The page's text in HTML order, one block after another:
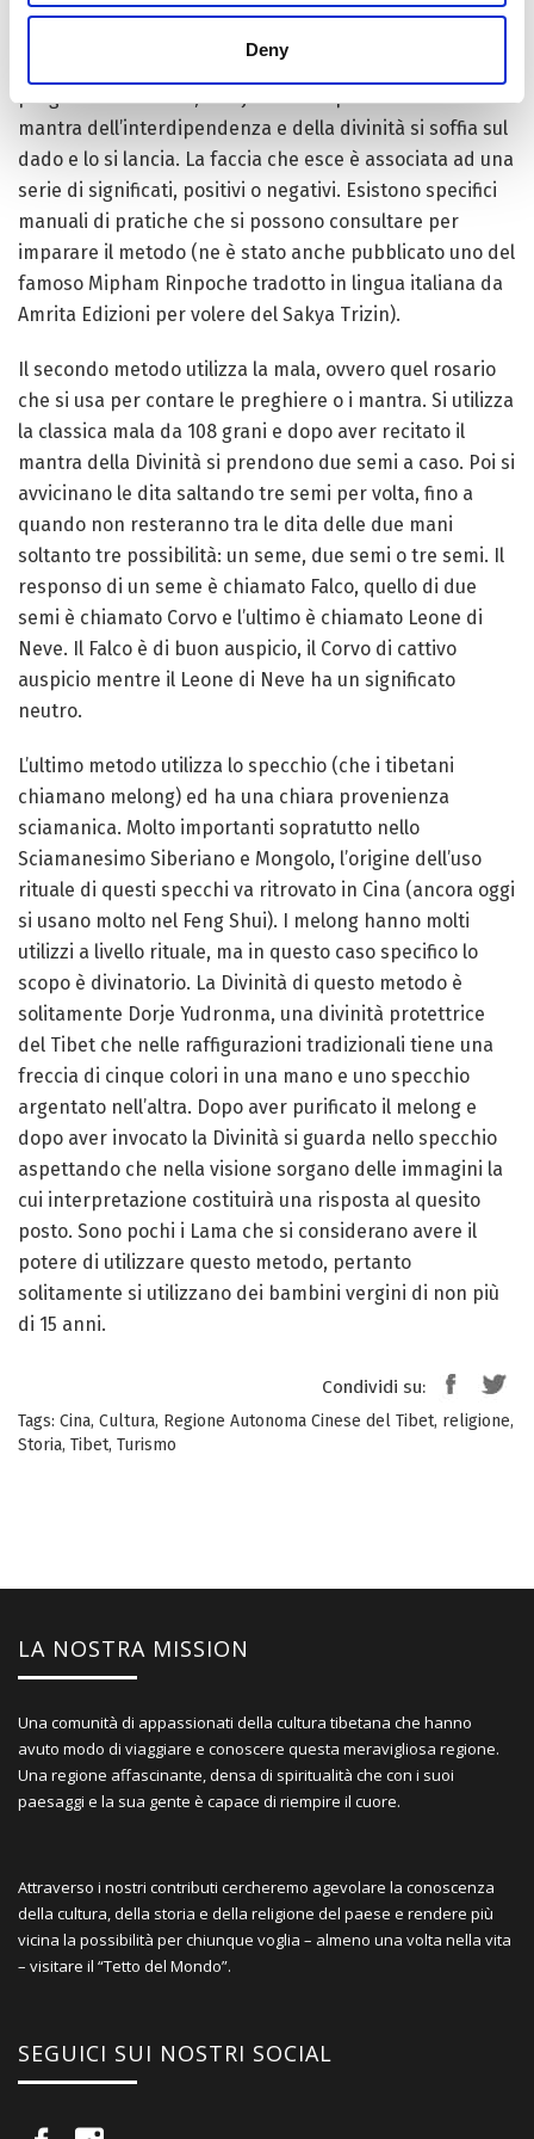
Deny
Manjushri: Om Ah Ra Pa Za Na Dhi. Poi dopo aver
pregato i Tre Gioielli, Manjushri e dopo aver recitato il
mantra dell’interdipendenza e della divinità si soffia sul
dado e lo si lancia. La faccia che esce è associata ad una
serie di significati, positivi o negativi. Esistono specifici
manuali di pratiche che si possono consultare per
imparare il metodo (ne è stato anche pubblicato uno del
famoso Mipham Rinpoche tradotto in lingua italiana da
Amrita Edizioni per volere del Sakya Trizin).
Il secondo metodo utilizza la mala, ovvero quel rosario
che si usa per contare le preghiere o i mantra. Si utilizza
la classica mala da 108 grani e dopo aver recitato il
mantra della Divinità si prendono due semi a caso. Poi si
avvicinano le dita saltando tre semi per volta, fino a
quando non resteranno tra le dita delle due mani
soltanto tre possibilità: un seme, due semi o tre semi. Il
responso di un seme è chiamato Falco, quello di due
semi è chiamato Corvo e l’ultimo è chiamato Leone di
Neve. Il Falco è di buon auspicio, il Corvo di cattivo
auspicio mentre il Leone di Neve ha un significato
neutro.
L’ultimo metodo utilizza lo specchio (che i tibetani
chiamano melong) ed ha una chiara provenienza
sciamanica. Molto importanti sopratutto nello
Sciamanesimo Siberiano e Mongolo, l’origine dell’uso
rituale di questi specchi va ritrovato in Cina (ancora oggi
si usano molto nel Feng Shui). I melong hanno molti
utilizzi a livello rituale, ma in questo caso specifico lo
scopo è divinatorio. La Divinità di questo metodo è
solitamente Dorje Yudronma, una divinità protettrice
del Tibet che nelle raffigurazioni tradizionali tiene una
freccia di cinque colori in una mano e uno specchio
argentato nell’altra. Dopo aver purificato il melong e
dopo aver invocato la Divinità si guarda nello specchio
aspettando che nella visione sorgano delle immagini la
cui interpretazione costituirà una risposta al quesito
posto. Sono pochi i Lama che si considerano avere il
potere di utilizzare questo metodo, pertanto
solitamente si utilizzano dei bambini vergini di non più
di 15 anni.
Condividi su:
Tags: Cina, Cultura, Regione Autonoma Cinese del Tibet, religione,
Storia, Tibet, Turismo
LA NOSTRA MISSION
Una comunità di appassionati della cultura tibetana che hanno
avuto modo di viaggiare e conoscere questa meravigliosa regione.
Una regione affascinante, densa di spiritualità che con i suoi
paesaggi e la sua gente è capace di riempire il cuore.
Attraverso i nostri contributi cercheremo agevolare la conoscenza
della cultura, della storia e della religione del paese e rendere più
vicina la possibilità per chiunque voglia – almeno una volta nella vita
– visitare il “Tetto del Mondo”.
SEGUICI SUI NOSTRI SOCIAL